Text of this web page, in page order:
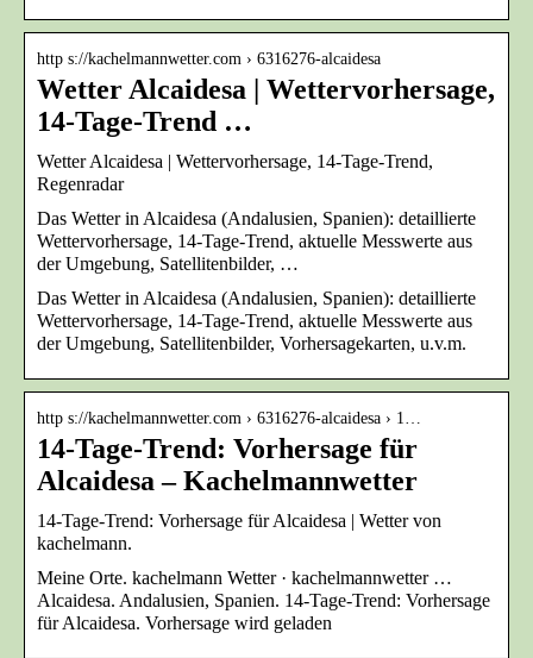
http s://kachelmannwetter.com › 6316276-alcaidesa
Wetter Alcaidesa | Wettervorhersage,
14-Tage-Trend …
Wetter Alcaidesa | Wettervorhersage, 14-Tage-Trend,
Regenradar
Das Wetter in Alcaidesa (Andalusien, Spanien): detaillierte
Wettervorhersage, 14-Tage-Trend, aktuelle Messwerte aus
der Umgebung, Satellitenbilder, …
Das Wetter in Alcaidesa (Andalusien, Spanien): detaillierte
Wettervorhersage, 14-Tage-Trend, aktuelle Messwerte aus
der Umgebung, Satellitenbilder, Vorhersagekarten, u.v.m.
http s://kachelmannwetter.com › 6316276-alcaidesa › 1…
14-Tage-Trend: Vorhersage für
Alcaidesa – Kachelmannwetter
14-Tage-Trend: Vorhersage für Alcaidesa | Wetter von
kachelmann.
Meine Orte. kachelmann Wetter · kachelmannwetter …
Alcaidesa. Andalusien, Spanien. 14-Tage-Trend: Vorhersage
für Alcaidesa. Vorhersage wird geladen